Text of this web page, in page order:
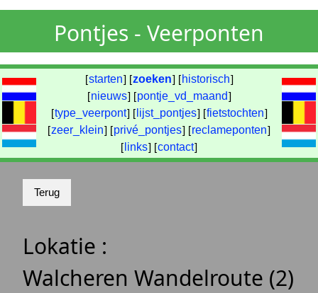
Pontjes - Veerponten
[starten] [zoeken] [ historisch]
[nieuws] [pontje_vd_maand]
[type_veerpont] [ lijst_pontjes] [fietstochten]
[zeer_klein] [privé_pontjes] [reclameponten]
[ links] [contact]
Lokatie :
Walcheren Wandelroute (2)